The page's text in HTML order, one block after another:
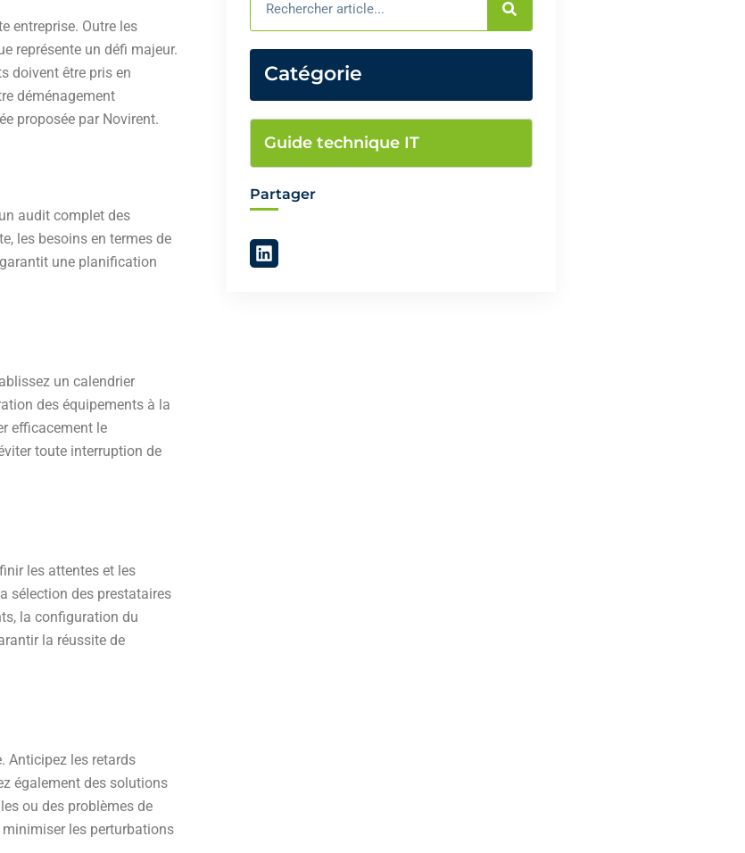
entreprise. Outre les
représente un défi majeur.
doivent être pris en
déménagement
proposée par Novirent.
audit complet des
les besoins en termes de
une planification
un calendrier
des équipements à la
efficacement le
toute interruption de
les attentes et les
sélection des prestataires
la configuration du
la réussite de
Anticipez les retards
également des solutions
ou des problèmes de
les perturbations
Catégorie
Guide technique IT
Partager
L
i